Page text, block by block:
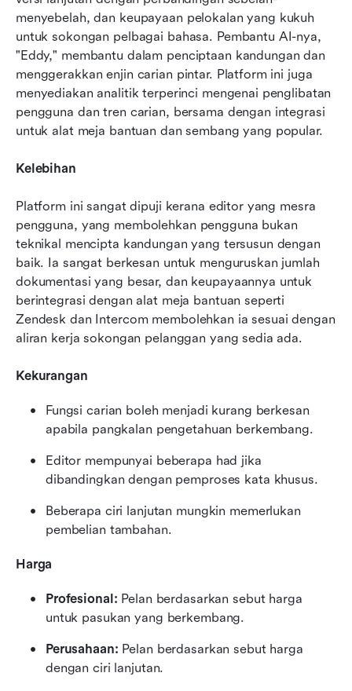
menyebelah, dan keupayaan pelokalan yang kukuh
untuk sokongan pelbagai bahasa. Pembantu AI-nya,
"Eddy," membantu dalam penciptaan kandungan dan
menggerakkan enjin carian pintar. Platform ini juga
menyediakan analitik terperinci mengenai penglibatan
pengguna dan tren carian, bersama dengan integrasi
untuk alat meja bantuan dan sembang yang popular.
Kelebihan
Platform ini sangat dipuji kerana editor yang mesra
pengguna, yang membolehkan pengguna bukan
teknikal mencipta kandungan yang tersusun dengan
baik. Ia sangat berkesan untuk menguruskan jumlah
dokumentasi yang besar, dan keupayaannya untuk
berintegrasi dengan alat meja bantuan seperti
Zendesk dan Intercom membolehkan ia sesuai dengan
aliran kerja sokongan pelanggan yang sedia ada.
Kekurangan
Fungsi carian boleh menjadi kurang berkesan
apabila pangkalan pengetahuan berkembang.
Editor mempunyai beberapa had jika
dibandingkan dengan pemproses kata khusus.
Beberapa ciri lanjutan mungkin memerlukan
pembelian tambahan.
Harga
Profesional: Pelan berdasarkan sebut harga
untuk pasukan yang berkembang.
Perusahaan: Pelan berdasarkan sebut harga
dengan ciri lanjutan.